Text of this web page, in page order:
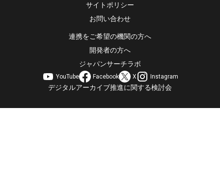
サイトポリシー
お問い合わせ
連携をご希望の機関の方へ
開発者の方へ
ジャパンサーチラボ
YouTube Facebook X Instagram
デジタルアーカイブ推進に関する検討会